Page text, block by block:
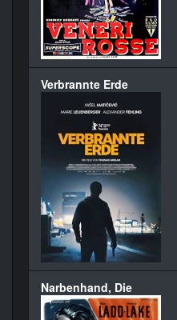
Verbrannte Erde
Narbenhand, Die